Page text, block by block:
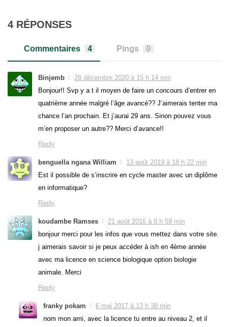
4 RÉPONSES
Commentaires 4 Pings 0
Binjemb
28 décembre 2020 à 15 h 14 min
Bonjour!! Svp y a t il moyen de faire un concours d’entrer en
quatrième année malgré l’âge avancé?? J’aimerais tenter ma
chance l’an prochain. Et j’aurai 29 ans. Sinon pouvez vous
m’en proposer un autre?? Merci d’avance!!
Reply
benguella ngana William
13 août 2019 à 18 h 22 min
Est il possible de s’inscrire en cycle master avec un diplôme
en informatique?
Reply
koudambe Ramses
21 août 2016 à 8 h 59 min
bonjour merci pour les infos que vous mettez dans votre site.
j aimerais savoir si je peux accéder à ish en 4ème année
avec ma licence en science biologique option biologie
animale. Merci
Reply
franky pokam
6 mai 2017 à 13 h 38 min
nom mon ami, avec la licence tu entre au niveau 2, et il